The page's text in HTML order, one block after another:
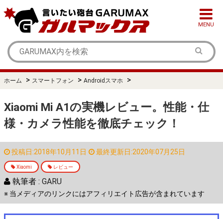
MENU
ホーム > スマートフォン > Androidスマホ >
Xiaomi Mi A1の実機レビュー。性能・仕
様・カメラ性能を徹底チェック！
投稿日:2018年10月11日 最終更新日:2020年07月25日
Xiaomi レビュー
執筆者 : GARU
※ 当メディアのリンクにはアフィリエイト広告が含まれています